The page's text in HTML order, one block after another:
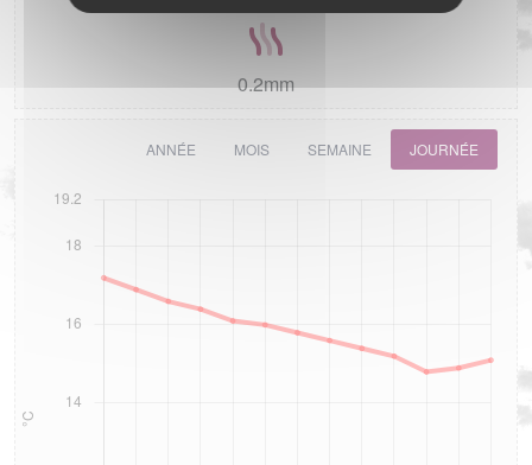
0.2mm
ANNÉE MOIS SEMAINE JOURNÉE